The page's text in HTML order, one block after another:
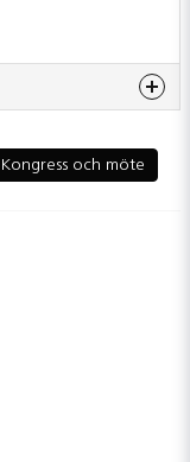
Kongress och möte